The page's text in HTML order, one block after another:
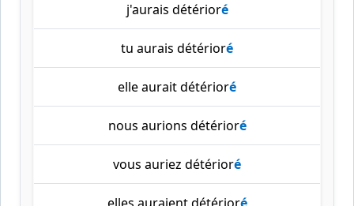
j'aurais détérioré
tu aurais détérioré
elle aurait détérioré
nous aurions détérioré
vous auriez détérioré